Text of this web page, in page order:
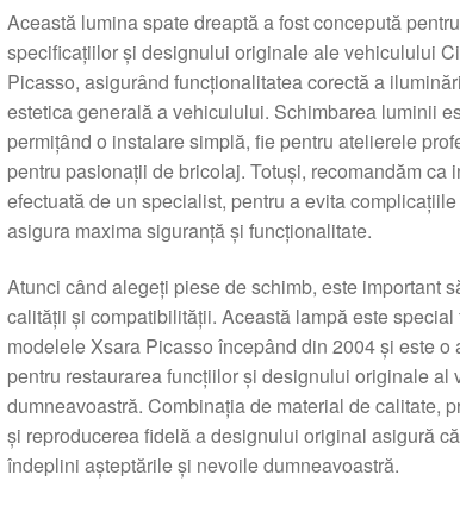
Această lumina spate dreaptă a fost concepută
specificațiilor și designului originale ale vehiculului
Picasso, asigurând funcționalitatea corectă a
estetica generală a vehiculului. Schimbarea luminii
permițând o instalare simplă, fie pentru atelierele
pentru pasionații de bricolaj. Totuși, recomandăm ca
efectuată de un specialist, pentru a evita
asigura maxima siguranță și funcționalitate.
Atunci când alegeți piese de schimb, este important
calității și compatibilității. Această lampă este special
modelele Xsara Picasso începând din 2004 și este o
pentru restaurarea funcțiilor și designului originale al
dumneavoastră. Combinația de material de calitate,
și reproducerea fidelă a designului original asigură
îndeplini așteptările și nevoile dumneavoastră.